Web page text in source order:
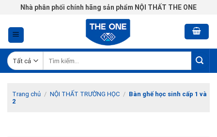
Chuyển
nội
dung
Nhà phân phối chính hãng sản phẩm NỘI THẤT THE ONE
kiếm:
Trang chủ / NỘI THẤT TRƯỜNG HỌC / Bàn ghế học sinh cấp 1 và
2